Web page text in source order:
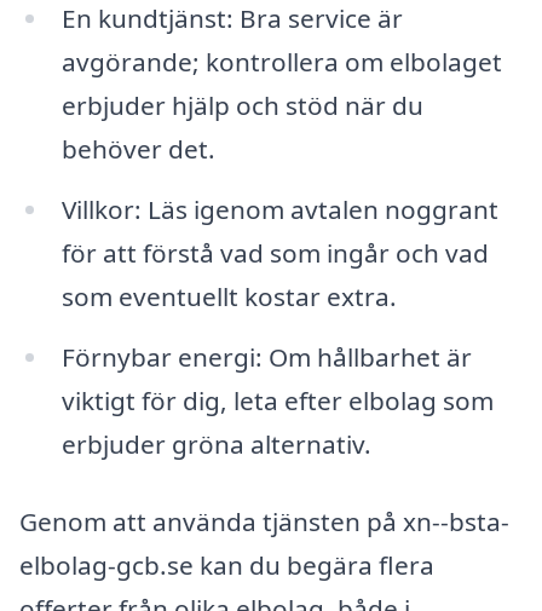
En kundtjänst: Bra service är
avgörande; kontrollera om elbolaget
erbjuder hjälp och stöd när du
behöver det.
Villkor: Läs igenom avtalen noggrant
för att förstå vad som ingår och vad
som eventuellt kostar extra.
Förnybar energi: Om hållbarhet är
viktigt för dig, leta efter elbolag som
erbjuder gröna alternativ.
Genom att använda tjänsten på xn--bsta-
elbolag-gcb.se kan du begära flera